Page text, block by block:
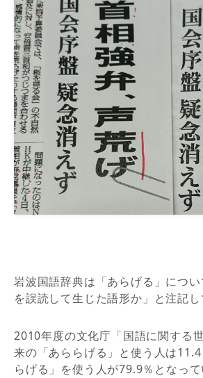
岩波国語辞典は「あらげる」につい
を誤読して生じた語形か」と注記し
2010年度の文化庁「国語に関する
来の「あららげる」と使う人は
らげる」を使う人が79.9％となって